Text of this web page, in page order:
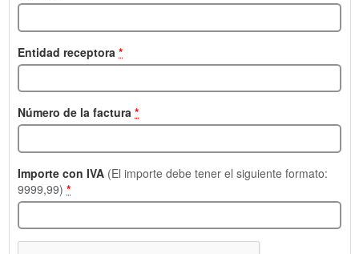
Entidad receptora *
Número de la factura *
Importe con IVA (El importe debe tener el siguiente formato:
9999,99) *